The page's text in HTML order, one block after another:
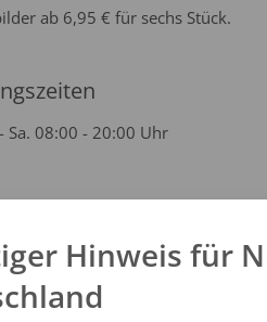
ab 6,95 € für sechs Stück.
Sa. 08:00 - 20:00 Uhr
- 7592763
Hinweis für